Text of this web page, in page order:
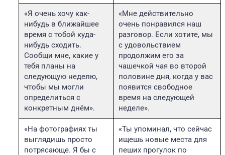
«Я очень хочу как-
нибудь в ближайшее
время с тобой куда-
нибудь сходить.
Сообщи мне, какие у
тебя планы на
следующую неделю,
чтобы мы могли
определиться с
конкретным днём».
«Мне действительно
очень понравился наш
разговор. Если хотите, мы
с удовольствием
продолжим его за
чашечкой чая во второй
половине дня, когда у вас
появится свободное
время на следующей
неделе».
«На фотографиях ты
выглядишь просто
потрясающе. Я бы с
«Ты упоминал, что сейчас
ищешь новые места для
пеших прогулок по